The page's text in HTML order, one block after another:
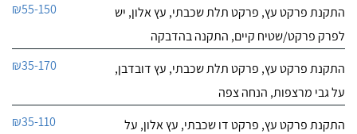
התקנת פרקט עץ, פרקט תלת שכבתי, עץ אלון, יש
לפרק פרקט/שטיח קיים, התקנה בהדבקה
₪55-150
התקנת פרקט עץ, פרקט תלת שכבתי, עץ דובדבן,
על גבי מרצפות, הנחה צפה
₪35-170
התקנת פרקט עץ, פרקט דו שכבתי, עץ אלון, על
₪35-110